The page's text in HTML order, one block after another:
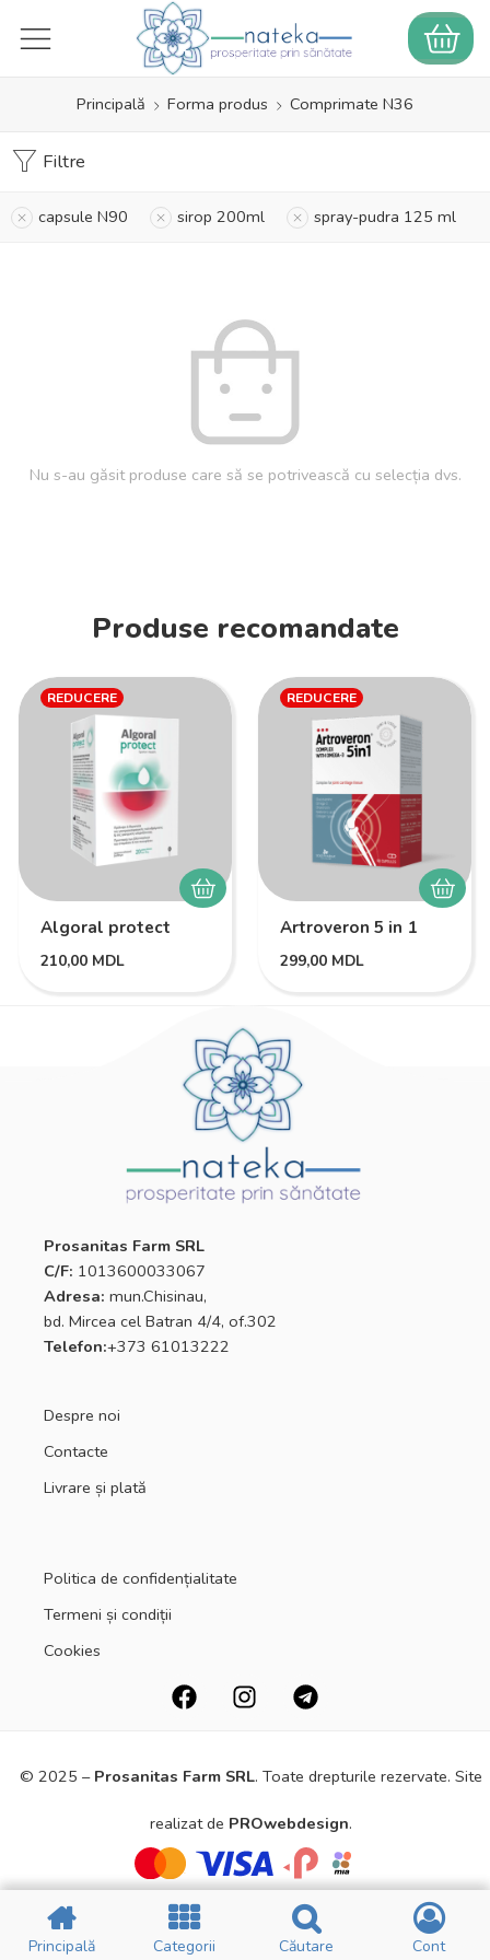
Principală Forma produs Comprimate N36
Filtre
capsule N90 sirop 200ml spray-pudra 125 ml
Nu s-au găsit produse care să se potrivească cu selecția dvs.
Produse recomandate
REDUCERE
Algoral protect
210,00 MDL
REDUCERE
Artroveron 5 in 1
299,00 MDL
Prosanitas Farm SRL
C/F: 1013600033067
Adresa: mun.Chisinau,
bd. Mircea cel Batran 4/4, of.302
Telefon:+373 61013222
Despre noi
Contacte
Livrare și plată
Politica de confidențialitate
Termeni și condiții
Cookies
© 2025 – Prosanitas FarmSRL. Toate drepturile rezervate. Site
realizat de PROwebdesign.
Principală Filtre CATEGORII Cart
Principală Categorii Căutare Cont
Principală Filtre CATEGORII Cart
Principală Categorii Căutare Cont